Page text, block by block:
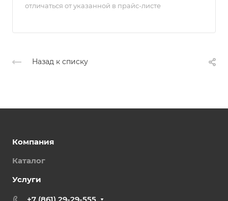
отличаться от указанной в прайс-листе
Назад к списку
Компания
Каталог
Услуги